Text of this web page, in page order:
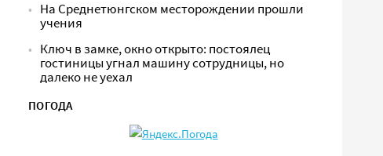
На Среднетюнгском месторождении прошли
учения
Ключ в замке, окно открыто: постоялец
гостиницы угнал машину сотрудницы, но
далеко не уехал
ПОГОДА